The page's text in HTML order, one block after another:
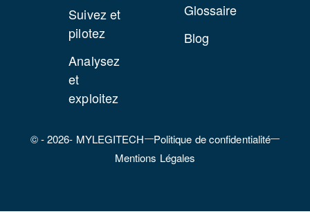
Suivez et
pilotez
Analysez
et
exploitez
Glossaire
Blog
© - 2026- MYLEGITECH
Politique de confidentialité
Mentions Légales